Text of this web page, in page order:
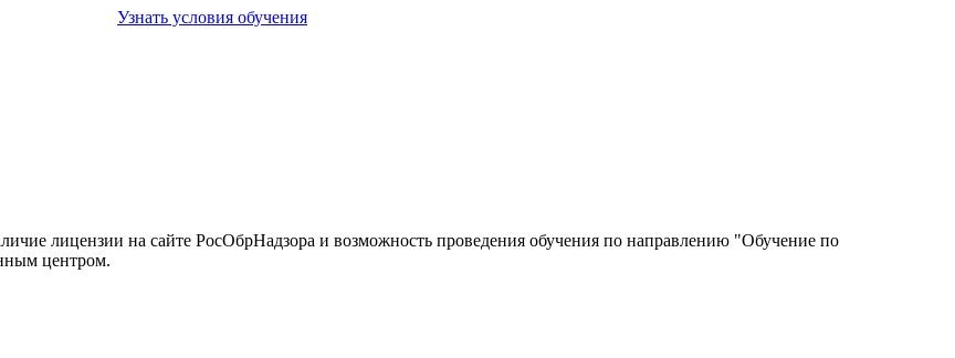
Узнать условия обучения
лицензии на сайте РосОбрНадзора и возможность проведения обучения по направлению "Обучение по
центром.